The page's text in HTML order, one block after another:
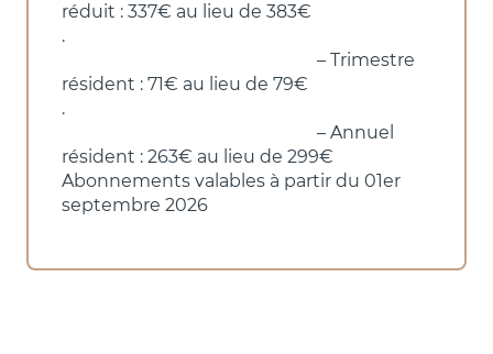
réduit : 337€ au lieu de 383€
.
– Trimestre
résident : 71€ au lieu de 79€
.
– Annuel
résident : 263€ au lieu de 299€
Abonnements valables à partir du 01er
septembre 2026